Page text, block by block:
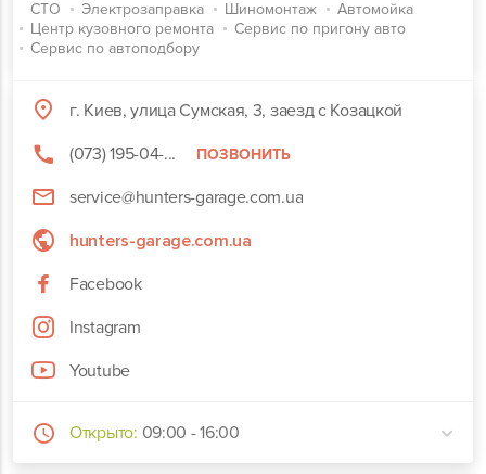
СТО Электрозаправка Шиномонтаж
Автомойка
Центр кузовного ремонта
Сервис по пригону авто
Сервис по автоподбору
г. Киев, улица Сумская, 3, заезд с Козацкой
(073) 195-04-...
ПОЗВОНИТЬ
service@hunters-garage.com.ua
hunters-garage.com.ua
Facebook
Instagram
Youtube
Открыто: 09:00 - 16:00